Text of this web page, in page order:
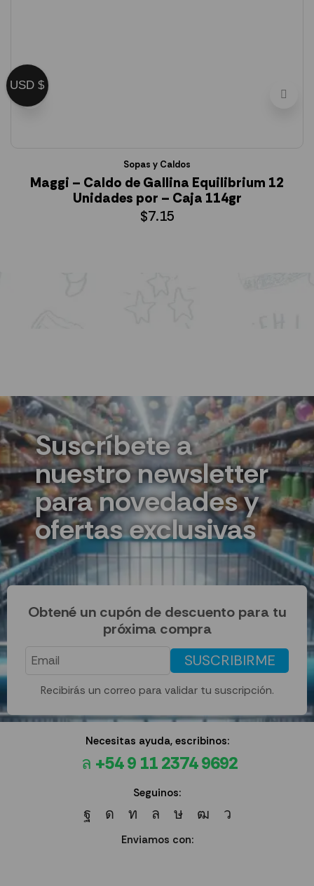
Sopas y Caldos
Maggi – Caldo de Gallina Equilibrium 12
Unidades por – Caja 114gr
$7.15
Suscríbete a
nuestro newsletter
para novedades y
ofertas exclusivas
Obtené un cupón de descuento para tu
próxima compra
SUSCRIBIRME
Recibirás un correo para validar tu suscripción.
Necesitas ayuda, escribinos:
+54 9 11 2374 9692
Seguinos:
Enviamos con:
USD $